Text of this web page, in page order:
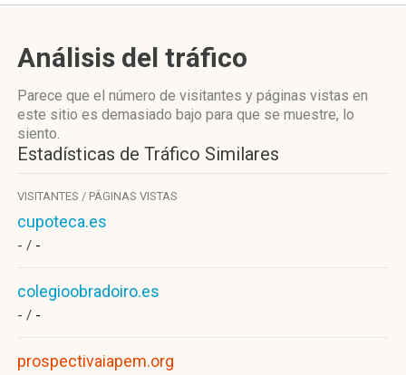
Análisis del tráfico
Parece que el número de visitantes y páginas vistas en
este sitio es demasiado bajo para que se muestre, lo
siento.
Estadísticas de Tráfico Similares
VISITANTES / PÁGINAS VISTAS
cupoteca.es
- / -
colegioobradoiro.es
- / -
prospectivaiapem.org